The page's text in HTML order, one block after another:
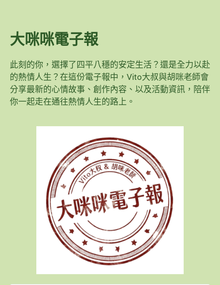
大咪咪電子報
此刻的你，選擇了四平八穩的安定生活？還是全力以赴
的熱情人生？在這份電子報中，Vito大叔與胡咪老師會
分享最新的心情故事、創作內容、以及活動資訊，陪伴
你一起走在通往熱情人生的路上。